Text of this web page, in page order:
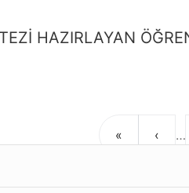
HAZIRLAYAN
İlk
sayfa
«
Önceki
sayfa
‹ …